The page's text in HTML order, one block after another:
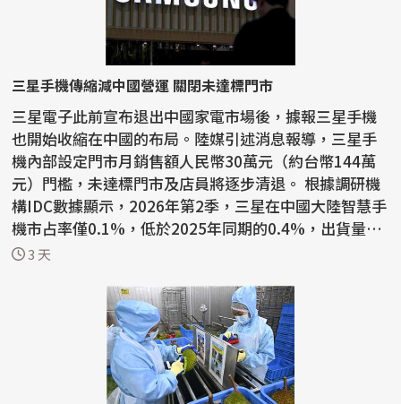
三星手機傳縮減中國營運 關閉未達標門市
三星電子此前宣布退出中國家電市場後，據報三星手機
也開始收縮在中國的布局。陸媒引述消息報導，三星手
機內部設定門市月銷售額人民幣30萬元（約台幣144萬
元）門檻，未達標門市及店員將逐步清退。 根據調研機
構IDC數據顯示，2026年第2季，三星在中國大陸智慧手
機市占率僅0.1%，低於2025年同期的0.4%，出貨量年
減60.8%。...
3 天